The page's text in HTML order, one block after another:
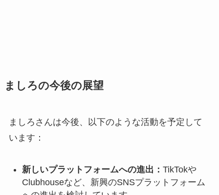
ましろの今後の展望
ましろさんは今後、以下のような活動を予定して
います：
新しいプラットフォームへの進出： TikTokや
Clubhouseなど、新興のSNSプラットフォーム